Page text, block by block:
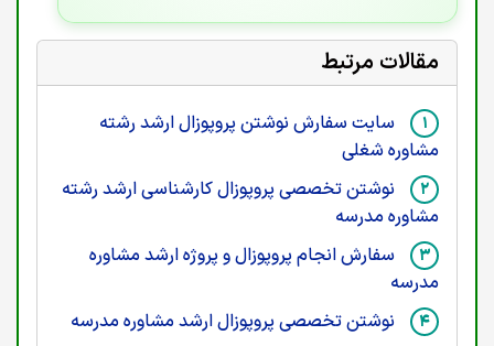
مقالات مرتبط
سایت سفارش نوشتن پروپوزال ارشد رشته
مشاوره شغلی
نوشتن تخصصی پروپوزال کارشناسی ارشد رشته
مشاوره مدرسه
سفارش انجام پروپوزال و پروژه ارشد مشاوره
مدرسه
نوشتن تخصصی پروپوزال ارشد مشاوره مدرسه